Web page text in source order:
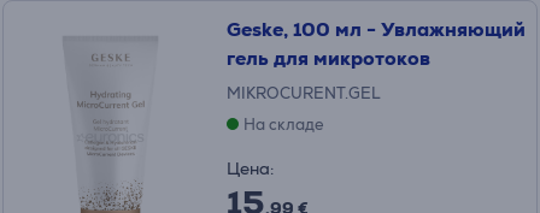
Geske, 100 мл - Увлажняющий
гель для микротоков
MIKROCURENT.GEL
На складе
Цена:
15.99 €